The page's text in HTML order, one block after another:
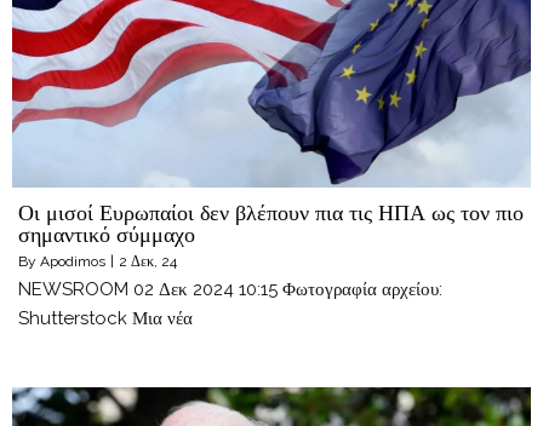
Οι μισοί Ευρωπαίοι δεν βλέπουν πια τις ΗΠΑ ως τον πιο
σημαντικό σύμμαχο
By Apodimos 2 Δεκ, 24
NEWSROOM 02 Δεκ 2024 10:15 Φωτογραφία αρχείου:
Shutterstock Μια νέα